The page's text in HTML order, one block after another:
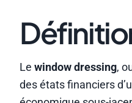
Le window dressing,
des états financiers